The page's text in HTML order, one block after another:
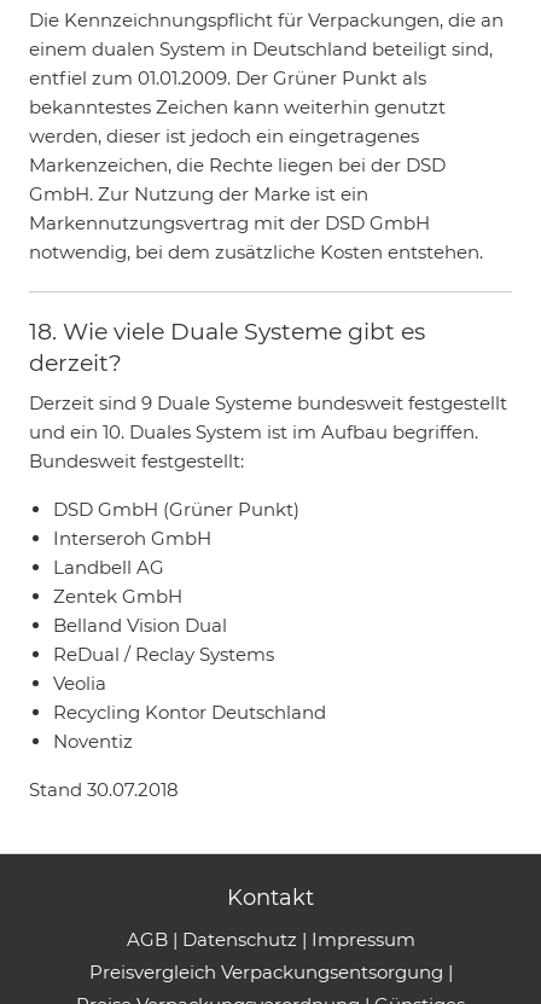
Die Kennzeichnungspflicht für Verpackungen, die an
einem dualen System in Deutschland beteiligt sind,
entfiel zum 01.01.2009. Der Grüner Punkt als
bekanntestes Zeichen kann weiterhin genutzt
werden, dieser ist jedoch ein eingetragenes
Markenzeichen, die Rechte liegen bei der DSD
GmbH. Zur Nutzung der Marke ist ein
Markennutzungsvertrag mit der DSD GmbH
notwendig, bei dem zusätzliche Kosten entstehen.
18. Wie viele Duale Systeme gibt es
derzeit?
Derzeit sind 9 Duale Systeme bundesweit festgestellt
und ein 10. Duales System ist im Aufbau begriffen.
Bundesweit festgestellt:
DSD GmbH (Grüner Punkt)
Interseroh GmbH
Landbell AG
Zentek GmbH
Belland Vision Dual
ReDual / Reclay Systems
Veolia
Recycling Kontor Deutschland
Noventiz
Stand 30.07.2018
Kontakt
AGB | Datenschutz | Impressum
Preisvergleich Verpackungsentsorgung |